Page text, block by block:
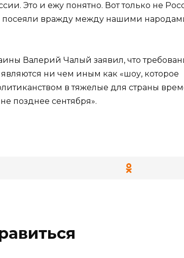
Это и ежу понятно. Вот только не
посеяли вражду между нашими
Валерий Чалый заявил, что
ни чем иным как «шоу, которое
в тяжелые для страны
позднее сентября».